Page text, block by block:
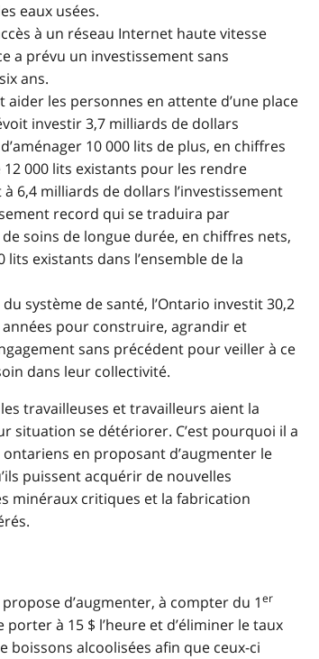
eaux usées.
à un réseau Internet haute vitesse
a prévu un investissement sans
ans.
les personnes en attente d’une place
investir 3,7 milliards de dollars
10 000 lits de plus, en chiffres
000 lits existants pour les rendre
6,4 milliards de dollars l’investissement
record qui se traduira par
soins de longue durée, en chiffres nets,
lits existants dans l’ensemble de la
système de santé, l’Ontario investit 30,2
pour construire, agrandir et
sans précédent pour veiller à ce
dans leur collectivité.
travailleuses et travailleurs aient la
situation se détériorer. C’est pourquoi il a
en proposant d’augmenter le
puissent acquérir de nouvelles
minéraux critiques et la fabrication
d’augmenter, à compter du 1er
à 15 $ l’heure et d’éliminer le taux
alcoolisées afin que ceux-ci